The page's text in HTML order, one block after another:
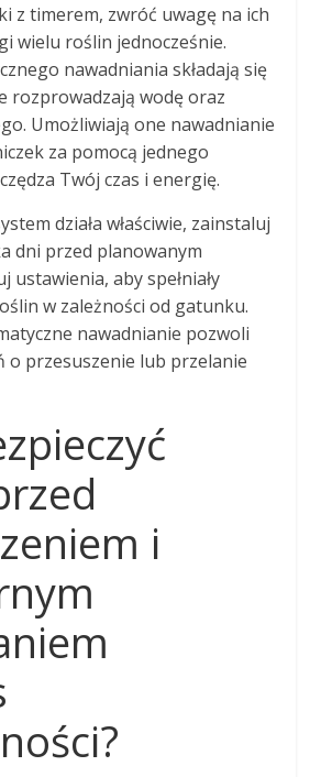
z timerem, zwróć uwagę na ich
wielu roślin jednocześnie.
nawadniania składają się
rozprowadzają wodę oraz
Umożliwiają one nawadnianie
za pomocą jednego
Twój czas i energię.
działa właściwie, zainstaluj
dni przed planowanym
ustawienia, aby spełniały
w zależności od gatunku.
nawadnianie pozwoli
o przesuszenie lub przelanie
i